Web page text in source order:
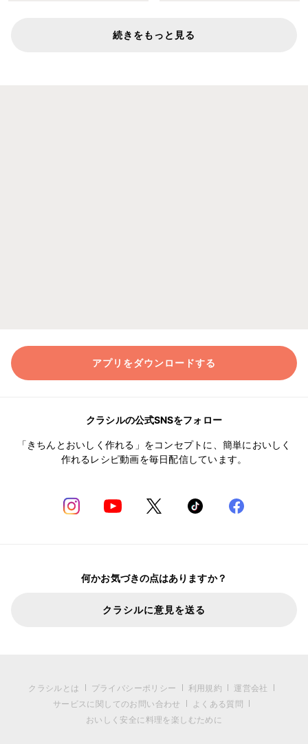
続きをもっと見る
アプリをダウンロードする
クラシルの公式SNSをフォロー
「きちんとおいしく作れる」をコンセプトに、簡単においしく
作れるレシピ動画を毎日配信しています。
何かお気づきの点はありますか？
クラシルに意見を送る
クラシルとは プライバシーポリシー 利用規約
運営会社
サービスに関してのお問い合わせ
よくある質問
おいしく安全に料理を楽しむために